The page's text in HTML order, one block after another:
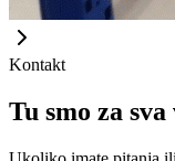
Kontakt
Tu smo za